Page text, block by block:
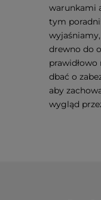
warunkami
tym
drewno do
prawidłowo
dbać o
aby
wygląd